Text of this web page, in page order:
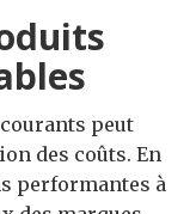
peut
des coûts. En
performantes à